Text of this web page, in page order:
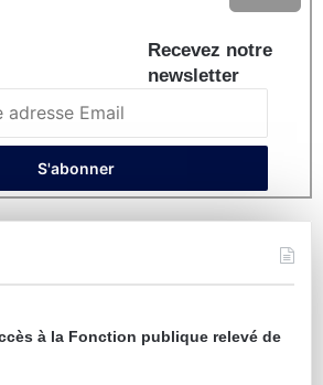
Recevez notre
newsletter
à la Fonction publique relevé de